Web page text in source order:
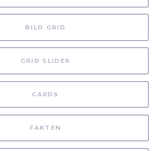
BILD GRID
GRID SLIDER
CARDS
FAKTEN